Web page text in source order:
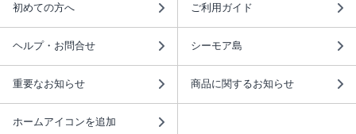
初めての方へ ご利用ガイド
ヘルプ・お問合せ シーモア島
重要なお知らせ 商品に関するお知らせ
ホームアイコンを追加